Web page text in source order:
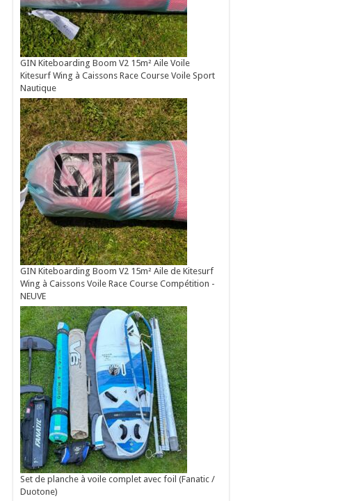
GIN Kiteboarding Boom V2 15m² Aile Voile
Kitesurf Wing à Caissons Race Course Voile Sport
Nautique
GIN Kiteboarding Boom V2 15m² Aile de Kitesurf
Wing à Caissons Voile Race Course Compétition -
NEUVE
Set de planche à voile complet avec foil (Fanatic /
Duotone)